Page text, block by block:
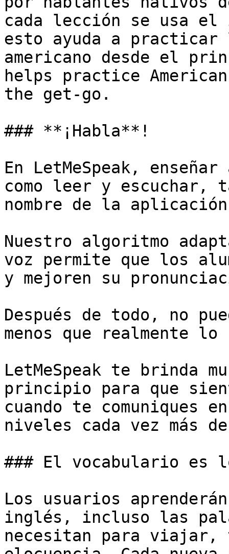
cada lección se usa el
esto ayuda a
americano desde el
helps practice
the get-go.
### **¡Habla**!
En LetMeSpeak,
como leer y escuchar,
nombre de la
Nuestro algoritmo
voz permite que los
y mejoren su
Después de todo, no
menos que realmente
LetMeSpeak te brinda
principio para que
cuando te comuniques
niveles cada vez más
### El vocabulario es
Los usuarios
inglés, incluso las
necesitan para viajar,